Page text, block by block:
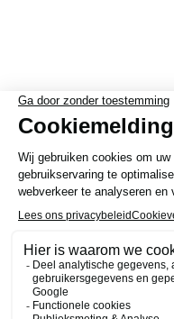
Algemene voorwaarden
Disclaimer